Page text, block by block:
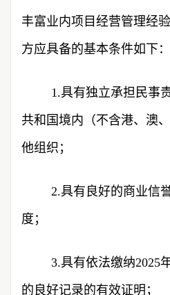
丰富业内项目经营管理经
方应具备的基本条件如下：
1.具有独立承担民事
共和国境内（不含港、澳
他组织；
2.具有良好的商业信
度；
3.具有依法缴纳2025
的良好记录的有效证明；